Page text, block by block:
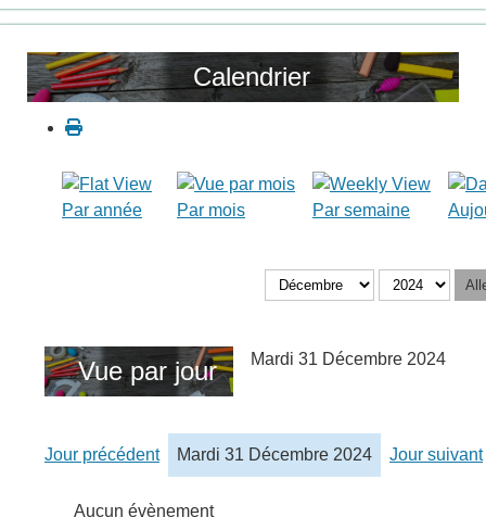
Calendrier
Par année Par mois Par semaine
Vue par jour Mardi 31 Décembre 2024
Jour précédent Mardi 31 Décembre 2024 Jour suivant
Aucun évènement